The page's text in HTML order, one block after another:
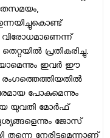
വിരോധമാണെന്ന്‌
പ്രതികരിച്ചു.
ഇവര്‍ ഈ
പോകുമെന്നും
യുവതി മോര്‍ഫ്‌
ജോസ്‌